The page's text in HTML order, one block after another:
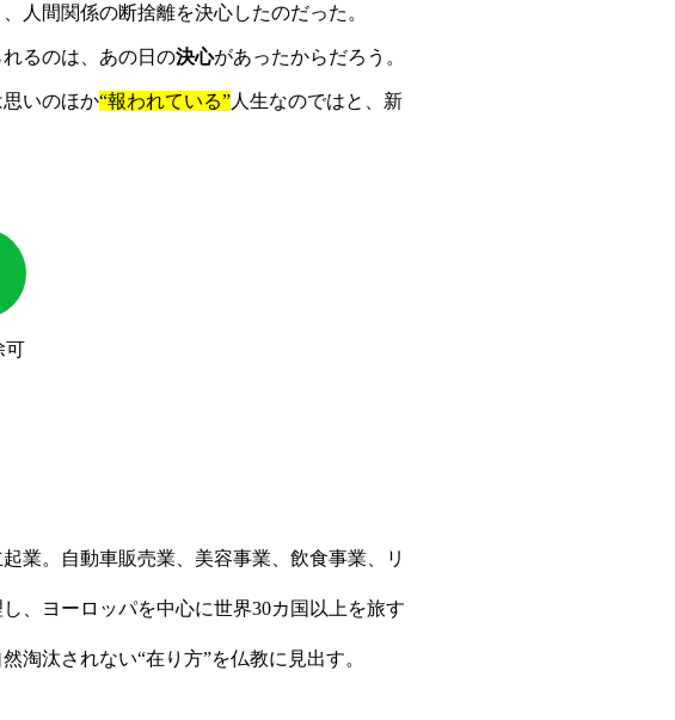
人間関係の断捨離を決心したのだった。
るのは、あの日の決心があったからだろう。
いのほか“報われている”人生なのではと、新
可
業。自動車販売業、美容事業、飲食事業、リ
、ヨーロッパを中心に世界30カ国以上を旅す
淘汰されない“在り方”を仏教に見出す。